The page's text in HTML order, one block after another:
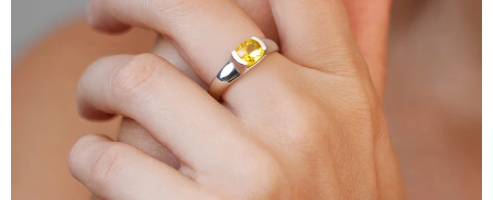
Designs